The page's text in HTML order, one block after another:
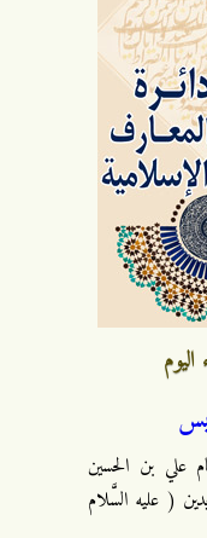
اليوم
علي بن الحسين
( عليه السَّلام